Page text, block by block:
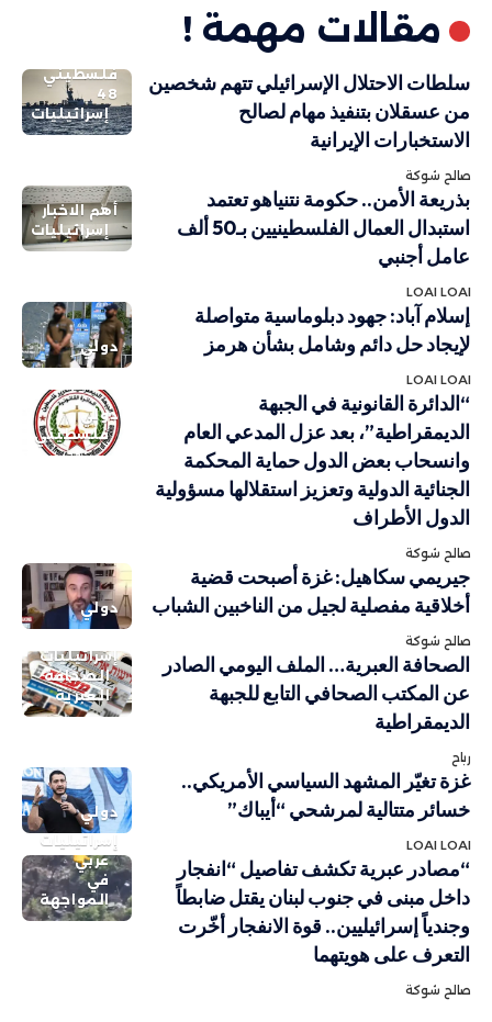
مقالات مهمة !
فلسطيني
48
إسرائيليات
سلطات الاحتلال الإسرائيلي تتهم شخصين
من عسقلان بتنفيذ مهام لصالح
الاستخبارات الإيرانية
صالح شوكة
أهم الاخبار
إسرائيليات
بذريعة الأمن.. حكومة نتنياهو تعتمد
استبدال العمال الفلسطينيين بـ50 ألف
عامل أجنبي
LOAI LOAI
دولي
إسلام آباد: جهود دبلوماسية متواصلة
لإيجاد حل دائم وشامل بشأن هرمز
LOAI LOAI
دولي
فلسطيني
“الدائرة القانونية في الجبهة
الديمقراطية”، بعد عزل المدعي العام
وانسحاب بعض الدول حماية المحكمة
الجنائية الدولية وتعزيز استقلالها مسؤولية
الدول الأطراف
صالح شوكة
دولي
جيريمي سكاهيل: غزة أصبحت قضية
أخلاقية مفصلية لجيل من الناخبين الشباب
صالح شوكة
إسرائيليات
الصحافة
العبرية
الصحافة العبرية… الملف اليومي الصادر
عن المكتب الصحافي التابع للجبهة
الديمقراطية
رباح
دولي
غزة تغيّر المشهد السياسي الأمريكي..
خسائر متتالية لمرشحي “أيباك”
LOAI LOAI
إسرائيليات
عربي
في
المواجهة
“مصادر عبرية تكشف تفاصيل “انفجار
داخل مبنى في جنوب لبنان يقتل ضابطاً
وجندياً إسرائيليين.. قوة الانفجار أخّرت
التعرف على هويتهما
صالح شوكة